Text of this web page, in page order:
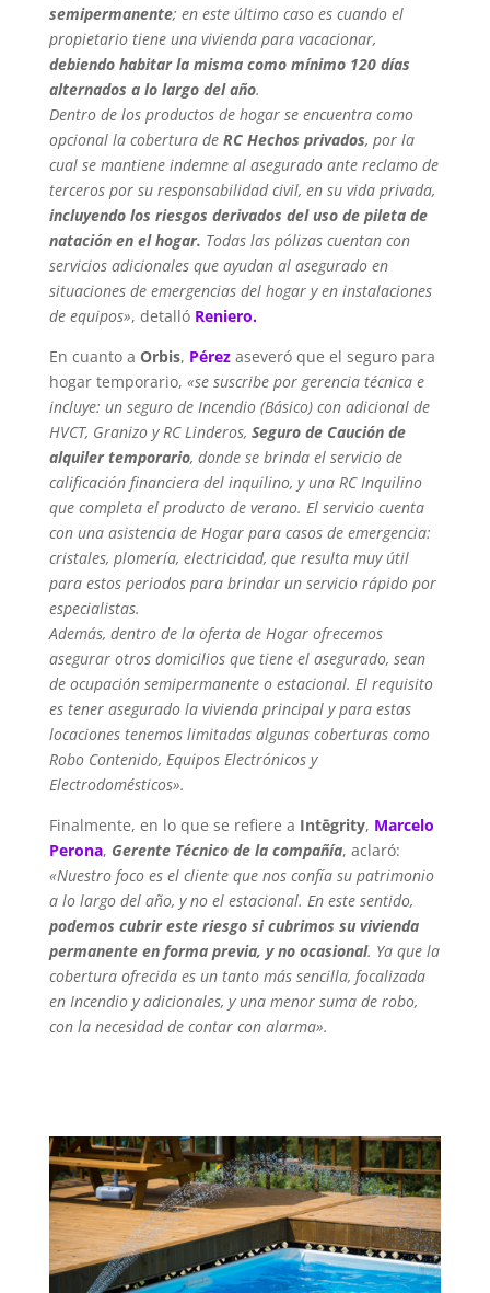
semipermanente; en este último caso es cuando el
propietario tiene una vivienda para vacacionar,
debiendo habitar la misma como mínimo 120 días
alternados a lo largo del año.
Dentro de los productos de hogar se encuentra como
opcional la cobertura de RC Hechos privados, por la
cual se mantiene indemne al asegurado ante reclamo de
terceros por su responsabilidad civil, en su vida privada,
incluyendo los riesgos derivados del uso de pileta de
natación en el hogar. Todas las pólizas cuentan con
servicios adicionales que ayudan al asegurado en
situaciones de emergencias del hogar y en instalaciones
de equipos», detalló Reniero.
En cuanto a Orbis, Pérezaseveró que el seguro para
hogar temporario, «se suscribe por gerencia técnica e
incluye: un seguro de Incendio (Básico) con adicional de
HVCT, Granizo y RC Linderos, Seguro de Caución de
alquiler temporario, donde se brinda el servicio de
calificación financiera del inquilino, y una RC Inquilino
que completa el producto de verano. El servicio cuenta
con una asistencia de Hogar para casos de emergencia:
cristales, plomería, electricidad, que resulta muy útil
para estos periodos para brindar un servicio rápido por
especialistas.
Además, dentro de la oferta de Hogar ofrecemos
asegurar otros domicilios que tiene el asegurado, sean
de ocupación semipermanente o estacional. El requisito
es tener asegurado la vivienda principal y para estas
locaciones tenemos limitadas algunas coberturas como
Robo Contenido, Equipos Electrónicos y
Electrodomésticos».
Finalmente, en lo que se refiere a Intēgrity, Marcelo
Perona, Gerente Técnico de la compañía, aclaró:
«Nuestro foco es el cliente que nos confía su patrimonio
a lo largo del año, y no el estacional. En este sentido,
podemos cubrir este riesgo si cubrimos su vivienda
permanente en forma previa, y no ocasional. Ya que la
cobertura ofrecida es un tanto más sencilla, focalizada
en Incendio y adicionales, y una menor suma de robo,
con la necesidad de contar con alarma».